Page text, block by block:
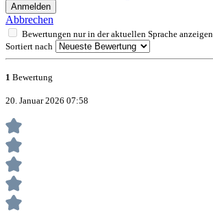
Anmelden
Abbrechen
Bewertungen nur in der aktuellen Sprache anzeigen.
Sortiert nach
1 Bewertung
20. Januar 2026 07:58